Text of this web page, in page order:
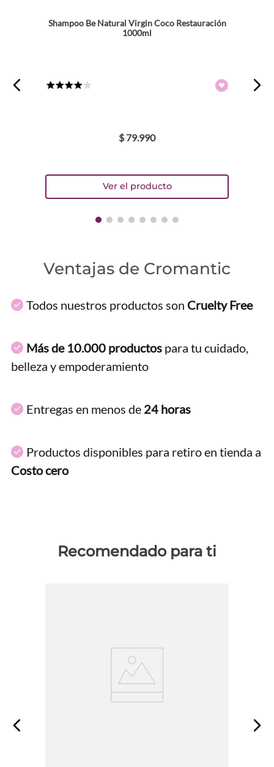
Shampoo Be Natural Virgin Coco Restauración
1000ml
$ 79.990
Ventajas de Cromantic
Todos nuestros productos son Cruelty Free
Más de 10.000 productos para tu cuidado,
belleza y empoderamiento
Entregas en menos de 24 horas
Productos disponibles para retiro en tienda a
Costo cero
Recomendado para ti